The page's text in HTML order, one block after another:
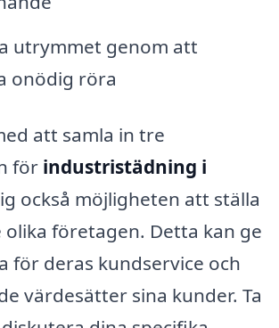
utrymmet genom att
onödig röra
att samla in tre
för industristädning i
också möjligheten att ställa
företagen. Detta kan ge
för deras kundservice och
värdesätter sina kunder. Ta